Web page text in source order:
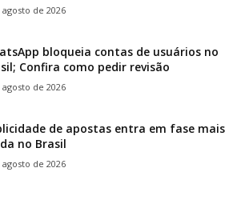
de 2026
bloqueia contas de usuários no
Confira como pedir revisão
de 2026
de apostas entra em fase mais
no Brasil
de 2026